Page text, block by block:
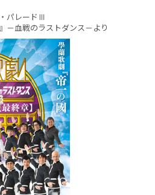
パレードⅢ
－血戦のラストダンス－より